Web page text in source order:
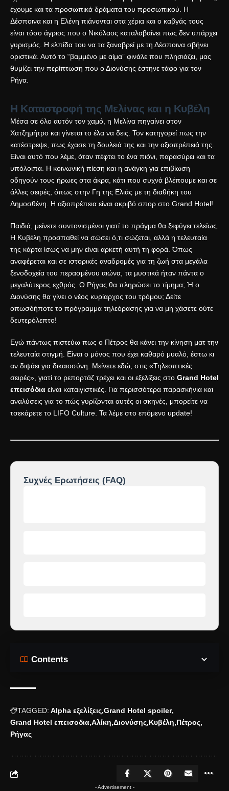
έχουμε και τα προσωπικά δράματα του προσωπικού. Η
Δέσποινα και η Ελένη πιάνονται στα χέρια και ο καβγάς τους
είναι τόσο άγριος που ο Νικόλαος καταλαβαίνει πως δεν υπάρχει
γυρισμός. Η ελπίδα του να τα ξαναβρεί με τη Δέσποινα σβήνει
οριστικά. Αυτό το “βαμμένο με αίμα” φινάλε που πλησιάζει, μας
θυμίζει την περίπτωση που ο Διονύσης έστηνε τάφο για τον
Ρήγα.
Η Καταστροφή της Μελίνας και η Κυβέλη
Μέσα σε όλο αυτόν τον χαμό, η Μελίνα πηγαίνει στον
Χατζημήτρο και γίνεται το έλα να δεις. Τον κατηγορεί πως την
κατέστρεψε, πως έχασε τη δουλειά της και την αξιοπρέπειά της.
Είναι αυτό που λέμε, όταν πέφτει το ένα πιόνι, παρασύρει και τα
υπόλοιπα. Η κοινωνική πίεση και η ανάγκη για επιβίωση
οδηγούν τους ήρωες στα άκρα, κάτι που συχνά βλέπουμε και σε
άλλες σειρές, όπως στην Γη της Ελιάς με τη διαθήκη του
Δημοσθένη. Η αξιοπρέπεια είναι ακριβό σπορ στο Grand Hotel!
Παιδιά, μείνετε συντονισμένοι γιατί το πράγμα θα ξεφύγει τελείως.
Η Κυβέλη προσπαθεί να σώσει ό,τι σώζεται, αλλά η τελευταία
της κάρτα ίσως να μην είναι αρκετή αυτή τη φορά. Όπως
αναφέρεται και σε ιστορικές αναδρομές για τη ζωή στα μεγάλα
ξενοδοχεία του περασμένου αιώνα, τα μυστικά ήταν πάντα ο
μεγαλύτερος εχθρός. Ο Ρήγας θα πληρώσει το τίμημα; Ή ο
Διονύσης θα γίνει ο νέος κυρίαρχος του τρόμου; Δείτε
οπωσδήποτε το πρόγραμμα τηλεόρασης για να μη χάσετε ούτε
δευτερόλεπτο!
Εγώ πάντως πιστεύω πως ο Πέτρος θα κάνει την κίνηση ματ την
τελευταία στιγμή. Είναι ο μόνος που έχει καθαρό μυαλό, έστω κι
αν διψάει για δικαιοσύνη. Μείνετε εδώ, στις «Τηλεοπτικές
σειρές», γιατί το ρεπορτάζ τρέχει και οι εξελίξεις στο Grand Hotel
επεισόδια είναι καταιγιστικές. Για περισσότερα παρασκήνια και
αναλύσεις για το πώς γυρίζονται αυτές οι σκηνές, μπορείτε να
τσεκάρετε το LIFO Culture. Τα λέμε στο επόμενο update!
Συχνές Ερωτήσεις (FAQ)
Contents
TAGGED: Alpha εξελίξεις Grand Hotel spoiler
Grand Hotel επεισοδια Αλίκη Διονύσης Κυβέλη Πέτρος
Ρήγας
- Advertisement -